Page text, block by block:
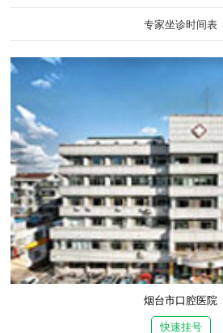
专家坐诊时间表
烟台市口腔医院
快速挂号